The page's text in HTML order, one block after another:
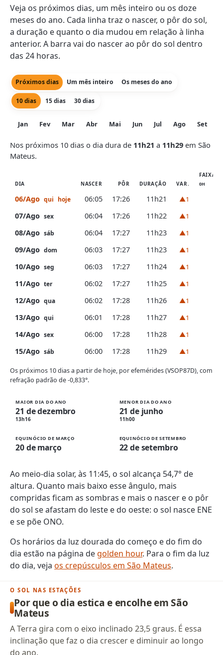
Veja os próximos dias, um mês inteiro ou os doze
meses do ano. Cada linha traz o nascer, o pôr do sol,
a duração e quanto o dia mudou em relação à linha
anterior. A barra vai do nascer ao pôr do sol dentro
das 24 horas.
Próximos dias Um mês inteiro Os meses do ano
10 dias 15 dias 30 dias
Jan Fev Mar Abr Mai Jun Jul Ago Set
Nos próximos 10 dias o dia dura de 11h21 a 11h29 em São
Mateus.
DIA NASCER PÔR DURAÇÃO VAR.
FAIXA
0H
06/Ago qui hoje 06:05 17:26 11h21 ▲1
07/Ago sex 06:04 17:26 11h22 ▲1
08/Ago sáb 06:04 17:27 11h23 ▲1
09/Ago dom 06:03 17:27 11h23 ▲1
10/Ago seg 06:03 17:27 11h24 ▲1
11/Ago ter 06:02 17:27 11h25 ▲1
12/Ago qua 06:02 17:28 11h26 ▲1
13/Ago qui 06:01 17:28 11h27 ▲1
14/Ago sex 06:00 17:28 11h28 ▲1
15/Ago sáb 06:00 17:28 11h29 ▲1
Os próximos 10 dias a partir de hoje, por efemérides (VSOP87D), com
refração padrão de -0,833°.
MAIOR DIA DO ANO
21 de dezembro
13h16
MENOR DIA DO ANO
21 de junho
11h00
EQUINÓCIO DE MARÇO
20 de março
EQUINÓCIO DE SETEMBRO
22 de setembro
Ao meio-dia solar, às 11:45, o sol alcança 54,7° de
altura. Quanto mais baixo esse ângulo, mais
compridas ficam as sombras e mais o nascer e o pôr
do sol se afastam do leste e do oeste: o sol nasce ENE
e se põe ONO.
Os horários da luz dourada do começo e do fim do
dia estão na página degolden hour. Para o fim da luz
do dia, vejaos crepúsculos em São Mateus.
O SOL NAS ESTAÇÕES
Por que o dia estica e encolhe em São
Mateus
A Terra gira com o eixo inclinado 23,5 graus. É essa
inclinação que faz o dia crescer e diminuir ao longo
do ano.